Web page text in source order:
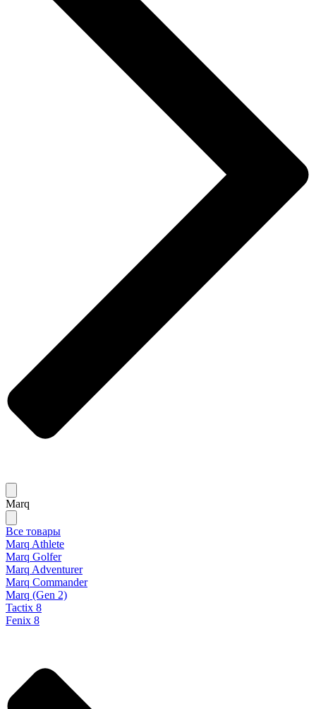
Marq
Все товары
Marq Athlete
Marq Golfer
Marq Adventurer
Marq Commander
Marq (Gen 2)
Tactix 8
Fenix 8